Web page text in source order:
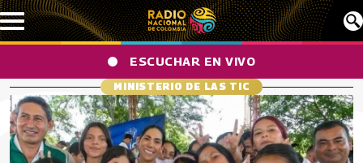
Pasar al contenido principal
ESCUCHAR EN VIVO
MINISTERIO DE LAS TIC